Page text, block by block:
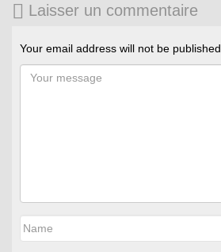
Laisser un commentaire
Your email address will not be published.